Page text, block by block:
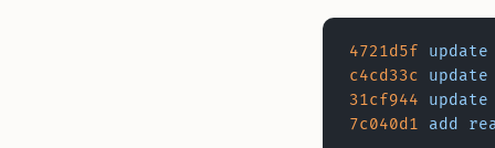
4721d5f update
c4cd33c
update
31cf944 update
7c040d1 add